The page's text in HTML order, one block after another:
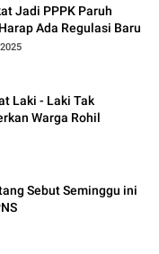
Jadi PPPK Paruh
Ada Regulasi Baru
Laki - Laki Tak
Warga Rohil
Sebut Seminggu ini